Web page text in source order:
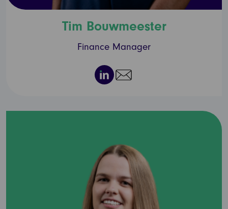
Tim Bouwmeester
Finance Manager